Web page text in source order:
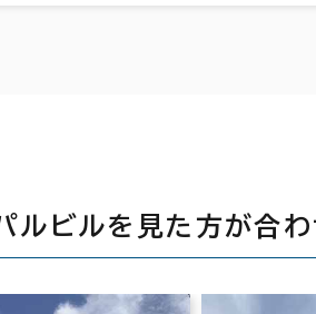
ルビルを見た方が合